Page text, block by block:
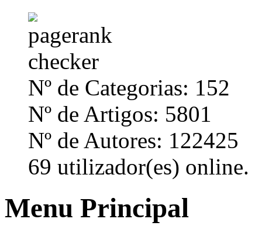
Nº de Categorias: 152
Nº de Artigos: 5801
Nº de Autores: 122425
69 utilizador(es) online.
Menu Principal